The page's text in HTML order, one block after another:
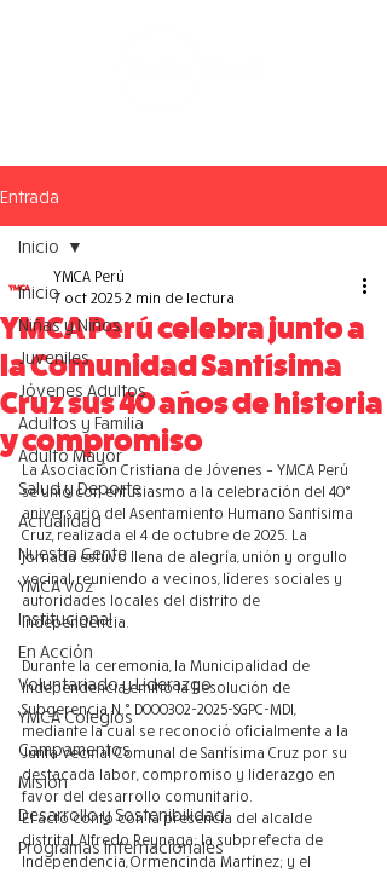
Entrada
Inicio
Niñas y Niños
Juveniles
Jóvenes Adultos
Adultos y Familia
Adulto Mayor
Salud y Deporte
Actualidad
Nuestra Gente
YMCA Voz
Institucional
En Acción
Voluntariado y Liderazgo
YMCA Colegios
Campamentos
Misión
Desarrollo y Sostenibilidad
Programas Internacionales
Inicio
YMCA Perú celebra junto a
la Comunidad Santísima
Cruz sus 40 años de historia
y compromiso
YMCA Perú
7 oct 2025 2 min de lectura
La Asociación Cristiana de Jóvenes – YMCA Perú
se unió con entusiasmo a la celebración del 40°
aniversario del Asentamiento Humano Santísima
Cruz, realizada el 4 de octubre de 2025. La
jornada estuvo llena de alegría, unión y orgullo
vecinal, reuniendo a vecinos, líderes sociales y
autoridades locales del distrito de
Independencia.
Durante la ceremonia, la Municipalidad de
Independencia emitió la Resolución de
Subgerencia N.° D000302-2025-SGPC-MDI,
mediante la cual se reconoció oficialmente a la
Junta Vecinal Comunal de Santísima Cruz por su
destacada labor, compromiso y liderazgo en
favor del desarrollo comunitario.
El acto contó con la presencia del alcalde
distrital, Alfredo Reynaga; la subprefecta de
Independencia, Ormencinda Martínez; y el